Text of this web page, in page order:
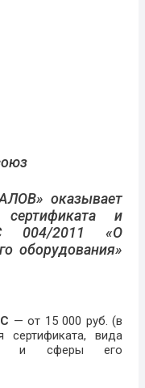
оказывает
и
004/2011 «О
оборудования»
— от 15 000 руб. (в
сертификата, вида
и сферы его